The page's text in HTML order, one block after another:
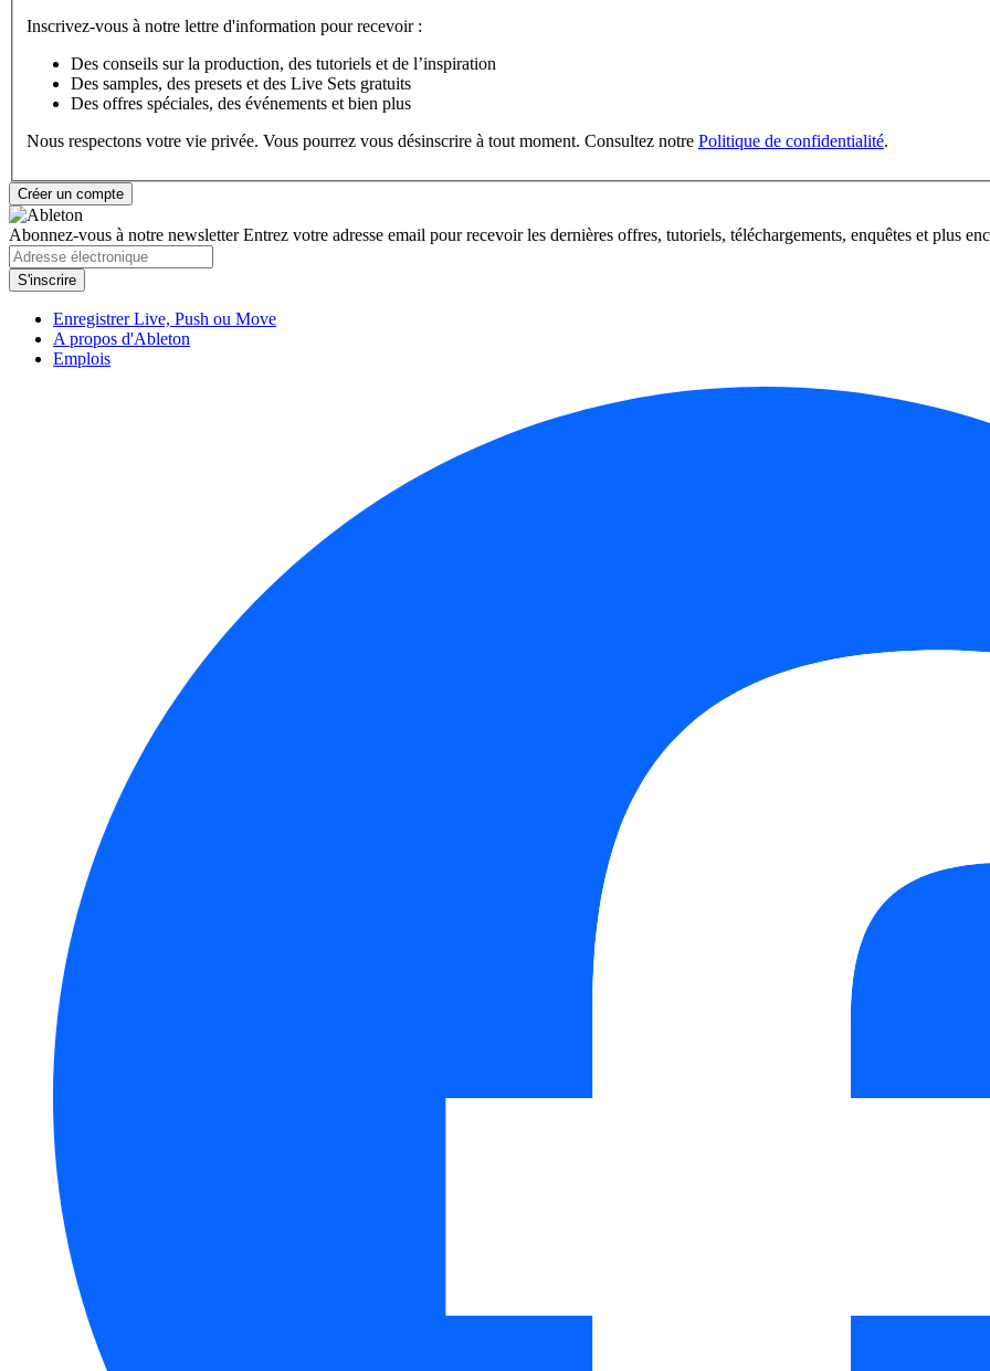
Inscrivez-vous à notre lettre d'information pour recevoir :
Des conseils sur la production, des tutoriels et de l’inspiration
Des samples, des presets et des Live Sets gratuits
Des offres spéciales, des événements et bien plus
Nous respectons votre vie privée. Vous pourrez vous désinscrire à tout moment. Consultez notre Politique de confidentialité.
Abonnez-vous à notre newsletterEntrez votre adresse email pour recevoir les dernières offres, tutoriels, téléchargements, enquêtes et plus
Enregistrer Live, Push ou Move
A propos d'Ableton
Emplois